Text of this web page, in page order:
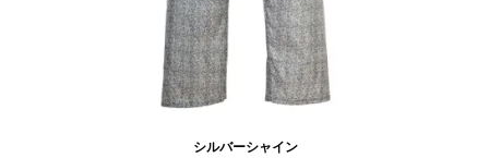
シルバーシャイン